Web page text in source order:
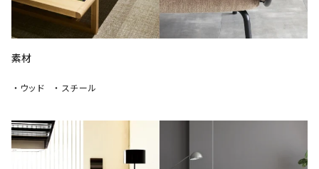
素材
・ウッド ・スチール